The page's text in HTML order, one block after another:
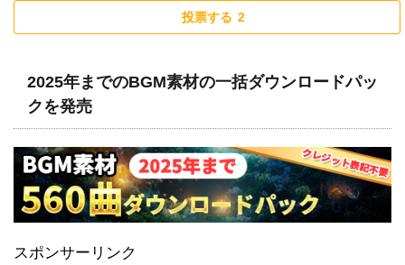
投票する 2
2025年までのBGM素材の一括ダウンロードパッ
クを発売
スポンサーリンク